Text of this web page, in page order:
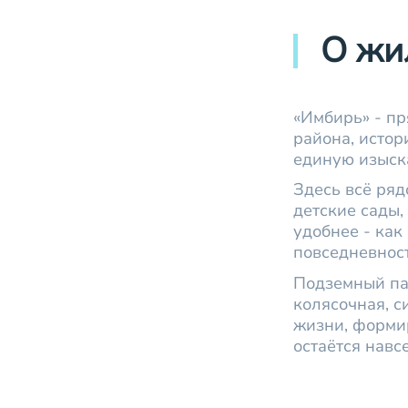
О
«Имбирь» -
района,
единую
Здесь всё
детские
удобнее -
Подземный
колясочная,
жизни,
остаётся